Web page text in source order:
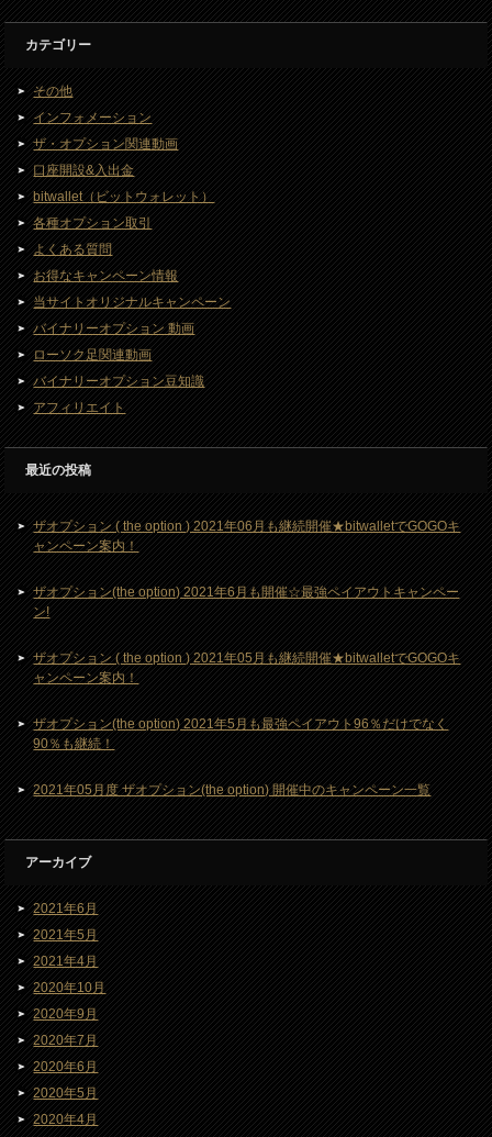
カテゴリー
その他
インフォメーション
ザ・オプション関連動画
口座開設&入出金
bitwallet（ビットウォレット）
各種オプション取引
よくある質問
お得なキャンペーン情報
当サイトオリジナルキャンペーン
バイナリーオプション 動画
ローソク足関連動画
バイナリーオプション豆知識
アフィリエイト
最近の投稿
ザオプション ( the option ) 2021年06月も継続開催★bitwalletでGOGOキ
ャンペーン案内！
ザオプション(the option) 2021年6月も開催☆最強ペイアウトキャンペー
ン!
ザオプション ( the option ) 2021年05月も継続開催★bitwalletでGOGOキ
ャンペーン案内！
ザオプション(the option) 2021年5月も最強ペイアウト96％だけでなく
90％も継続！
2021年05月度 ザオプション(the option) 開催中のキャンペーン一覧
アーカイブ
2021年6月
2021年5月
2021年4月
2020年10月
2020年9月
2020年7月
2020年6月
2020年5月
2020年4月